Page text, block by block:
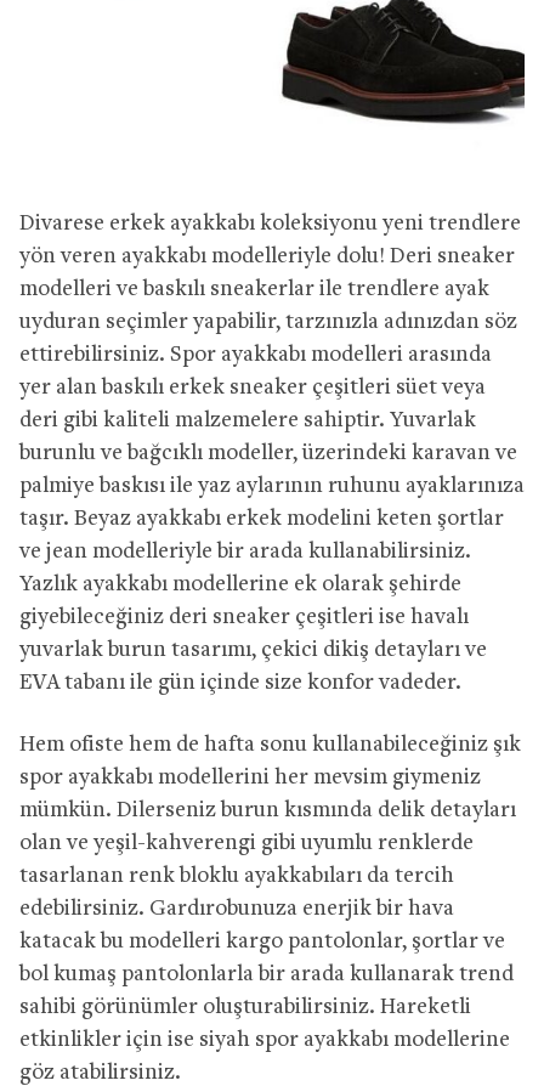
Divarese erkek ayakkabı koleksiyonu yeni trendlere
yön veren ayakkabı modelleriyle dolu! Deri sneaker
modelleri ve baskılı sneakerlar ile trendlere ayak
uyduran seçimler yapabilir, tarzınızla adınızdan söz
ettirebilirsiniz. Spor ayakkabı modelleri arasında
yer alan baskılı erkek sneaker çeşitleri süet veya
deri gibi kaliteli malzemelere sahiptir. Yuvarlak
burunlu ve bağcıklı modeller, üzerindeki karavan ve
palmiye baskısı ile yaz aylarının ruhunu ayaklarınıza
taşır. Beyaz ayakkabı erkek modelini keten şortlar
ve jean modelleriyle bir arada kullanabilirsiniz.
Yazlık ayakkabı modellerine ek olarak şehirde
giyebileceğiniz deri sneaker çeşitleri ise havalı
yuvarlak burun tasarımı, çekici dikiş detayları ve
EVA tabanı ile gün içinde size konfor vadeder.
Hem ofiste hem de hafta sonu kullanabileceğiniz şık
spor ayakkabı modellerini her mevsim giymeniz
mümkün. Dilerseniz burun kısmında delik detayları
olan ve yeşil-kahverengi gibi uyumlu renklerde
tasarlanan renk bloklu ayakkabıları da tercih
edebilirsiniz. Gardırobunuza enerjik bir hava
katacak bu modelleri kargo pantolonlar, şortlar ve
bol kumaş pantolonlarla bir arada kullanarak trend
sahibi görünümler oluşturabilirsiniz. Hareketli
etkinlikler için ise siyah spor ayakkabı modellerine
göz atabilirsiniz.